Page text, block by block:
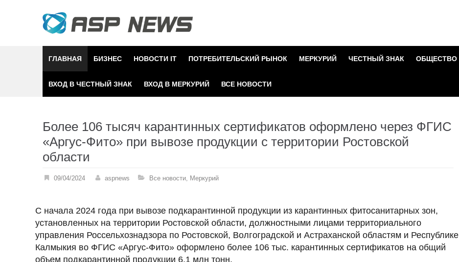
ГЛАВНАЯ БИЗНЕС НОВОСТИ IT ПОТРЕБИТЕЛЬСКИЙ РЫНОК МЕРКУРИЙ ЧЕСТНЫЙ ЗНАК ОБЩЕСТВО
ВХОД В ЧЕСТНЫЙ ЗНАК ВХОД В МЕРКУРИЙ ВСЕ НОВОСТИ
Более 106 тысяч карантинных сертификатов оформлено через ФГИС
«Аргус-Фито» при вывозе продукции с территории Ростовской
области
09/04/2024 aspnews Все новости Меркурий
С начала 2024 года при вывозе подкарантинной продукции из карантинных фитосанитарных зон,
установленных на территории Ростовской области, должностными лицами территориального
управления Россельхознадзора по Ростовской, Волгоградской и Астраханской областям и Республике
Калмыкия во ФГИС «Аргус-Фито» оформлено более 106 тыс. карантинных сертификатов на общий
объем подкарантинной продукции 6,1 млн тонн.